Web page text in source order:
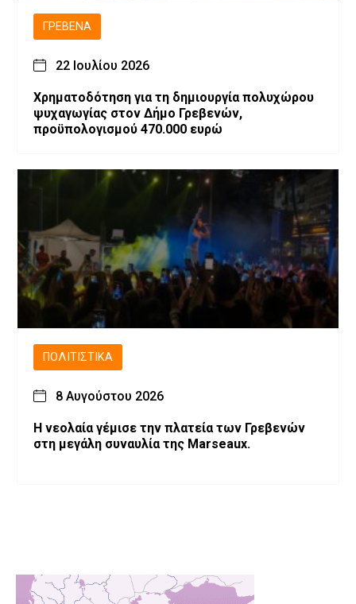
ΓΡΕΒΕΝΆ
22 Ιουλίου 2026
Χρηματοδότηση για τη δημιουργία πολυχώρου
ψυχαγωγίας στον Δήμο Γρεβενών,
προϋπολογισμού 470.000 ευρώ
ΠΟΛΙΤΙΣΤΙΚΆ
8 Αυγούστου 2026
Η νεολαία γέμισε την πλατεία των Γρεβενών
στη μεγάλη συναυλία της Marseaux.